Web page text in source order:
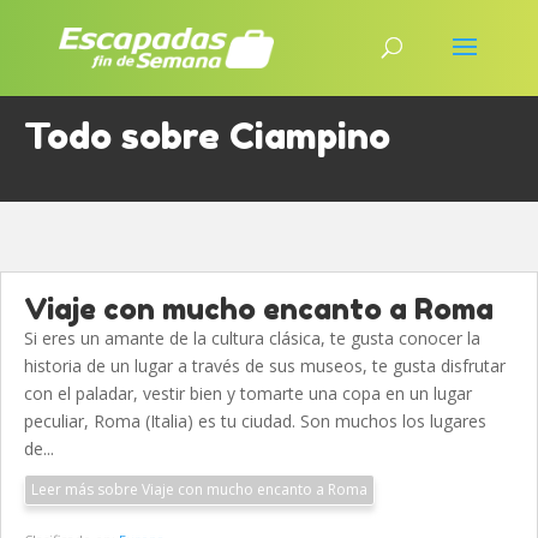
Todo sobre Ciampino
Viaje con mucho encanto a Roma
Si eres un amante de la cultura clásica, te gusta conocer la
historia de un lugar a través de sus museos, te gusta disfrutar
con el paladar, vestir bien y tomarte una copa en un lugar
peculiar, Roma (Italia) es tu ciudad. Son muchos los lugares
de...
Leer más sobre Viaje con mucho encanto a Roma